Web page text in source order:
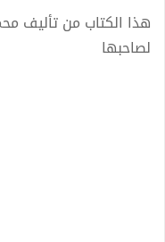
هذا الكتاب من تأليف
لصاحبها